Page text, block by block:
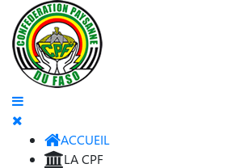
ACCUEIL
LA CPF